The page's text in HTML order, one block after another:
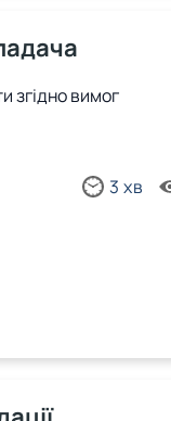
згідно вимог
3 хв